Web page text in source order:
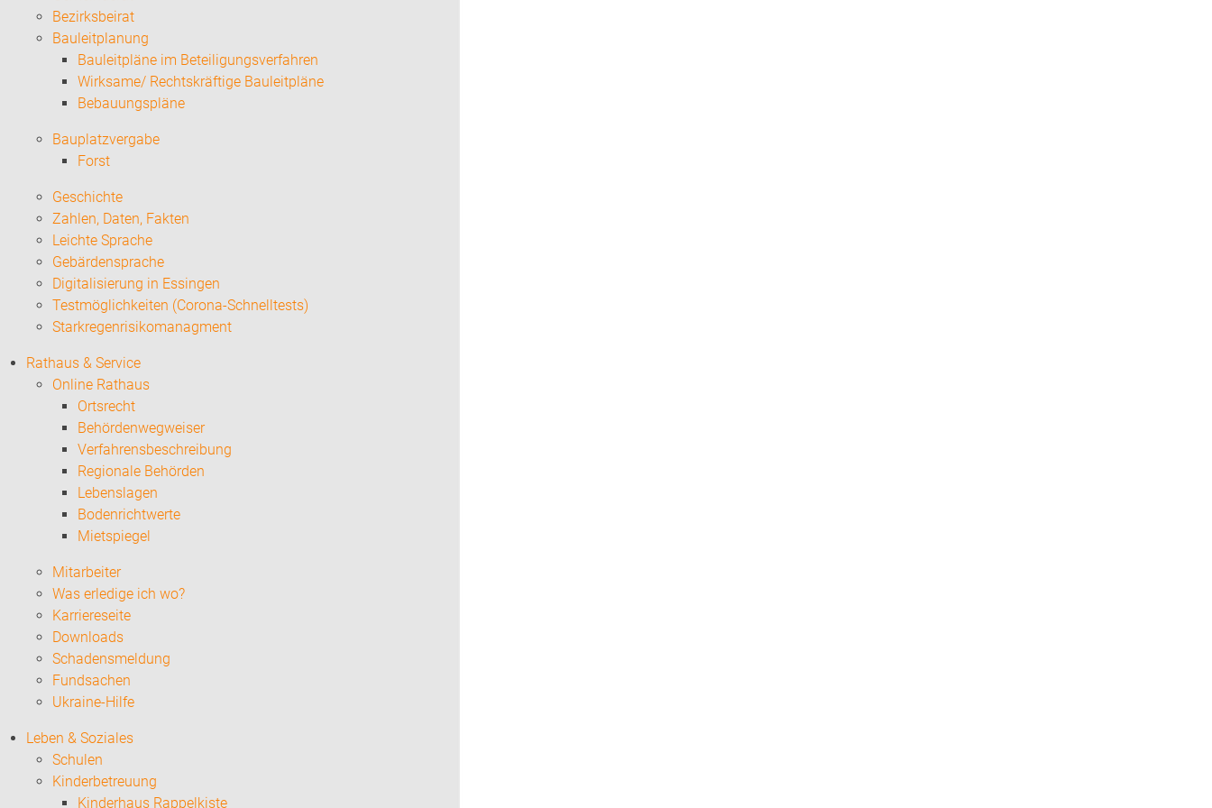
Bezirksbeirat
Bauleitplanung
Bauleitpläne im Beteiligungsverfahren
Wirksame/ Rechtskräftige Bauleitpläne
Bebauungspläne
Bauplatzvergabe
Forst
Geschichte
Zahlen, Daten, Fakten
Leichte Sprache
Gebärdensprache
Digitalisierung in Essingen
Testmöglichkeiten (Corona-Schnelltests)
Starkregenrisikomanagment
Rathaus & Service
Online Rathaus
Ortsrecht
Behördenwegweiser
Verfahrensbeschreibung
Regionale Behörden
Lebenslagen
Bodenrichtwerte
Mietspiegel
Mitarbeiter
Was erledige ich wo?
Karriereseite
Downloads
Schadensmeldung
Fundsachen
Ukraine-Hilfe
Leben & Soziales
Schulen
Kinderbetreuung
Kinderhaus Rappelkiste